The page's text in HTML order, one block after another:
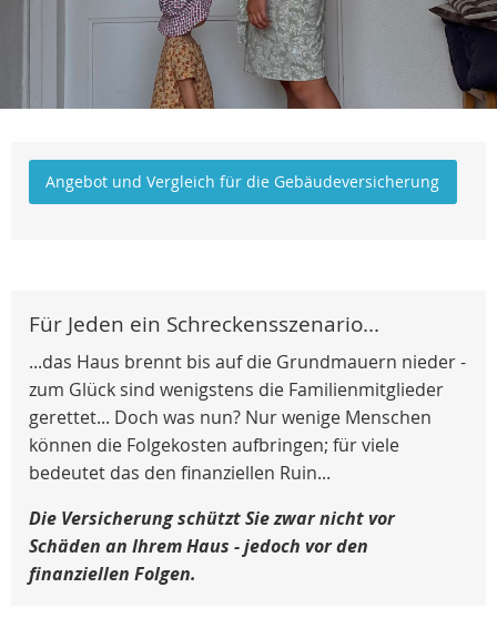
Angebot und Vergleich für die Gebäudeversicherung
Für Jeden ein Schreckensszenario...
...das Haus brennt bis auf die Grundmauern nieder -
zum Glück sind wenigstens die Familienmitglieder
gerettet... Doch was nun? Nur wenige Menschen
können die Folgekosten aufbringen; für viele
bedeutet das den finanziellen Ruin...
Die Versicherung schützt Sie zwar nicht vor
Schäden an Ihrem Haus - jedoch vor den
finanziellen Folgen.